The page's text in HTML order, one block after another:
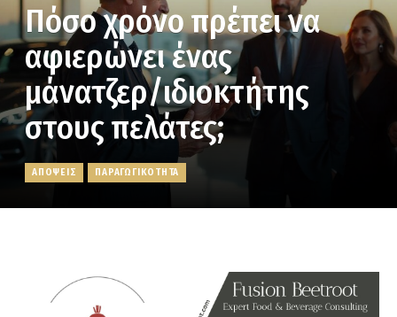
Πόσο χρόνο πρέπει να
αφιερώνει ένας
μάνατζερ/ιδιοκτήτης
στους πελάτες;
ΑΠΟΨΕΙΣ ΠΑΡΑΓΩΓΙΚΟΤΗΤΑ